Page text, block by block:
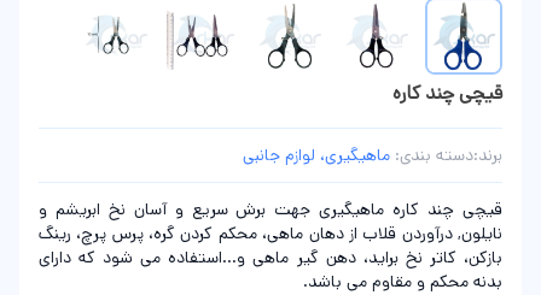
قیچی چند کاره
برند:دسته بندی: ماهیگیری، لوازم جانبی
قیچی چند کاره ماهیگیری جهت برش سریع و آسان نخ ابریشم و
نایلون, درآوردن قلاب از دهان ماهی، محکم کردن گره، پرس پرچ، رینگ
بازکن، کاتر نخ براید، دهن گیر ماهی و...استفاده می شود که دارای
بدنه محکم و مقاوم می باشد.